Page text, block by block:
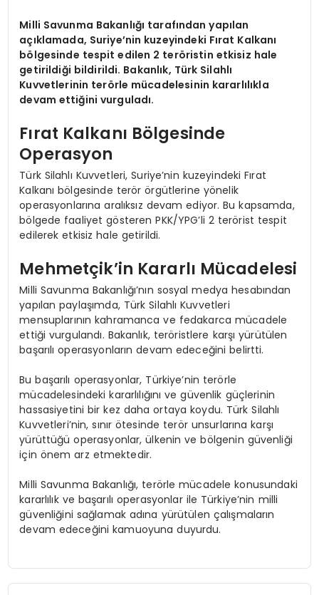
Milli Savunma Bakanlığı tarafından yapılan
açıklamada, Suriye’nin kuzeyindeki Fırat Kalkanı
bölgesinde tespit edilen 2 teröristin etkisiz hale
getirildiği bildirildi. Bakanlık, Türk Silahlı
Kuvvetlerinin terörle mücadelesinin kararlılıkla
devam ettiğini vurguladı.
Fırat Kalkanı Bölgesinde
Operasyon
Türk Silahlı Kuvvetleri, Suriye’nin kuzeyindeki Fırat
Kalkanı bölgesinde terör örgütlerine yönelik
operasyonlarına aralıksız devam ediyor. Bu kapsamda,
bölgede faaliyet gösteren PKK/YPG’li 2 terörist tespit
edilerek etkisiz hale getirildi.
Mehmetçik’in Kararlı Mücadelesi
Milli Savunma Bakanlığı’nın sosyal medya hesabından
yapılan paylaşımda, Türk Silahlı Kuvvetleri
mensuplarının kahramanca ve fedakarca mücadele
ettiği vurgulandı. Bakanlık, teröristlere karşı yürütülen
başarılı operasyonların devam edeceğini belirtti.
Bu başarılı operasyonlar, Türkiye’nin terörle
mücadelesindeki kararlılığını ve güvenlik güçlerinin
hassasiyetini bir kez daha ortaya koydu. Türk Silahlı
Kuvvetleri’nin, sınır ötesinde terör unsurlarına karşı
yürüttüğü operasyonlar, ülkenin ve bölgenin güvenliği
için önem arz etmektedir.
Milli Savunma Bakanlığı, terörle mücadele konusundaki
kararlılık ve başarılı operasyonlar ile Türkiye’nin milli
güvenliğini sağlamak adına yürütülen çalışmaların
devam edeceğini kamuoyuna duyurdu.